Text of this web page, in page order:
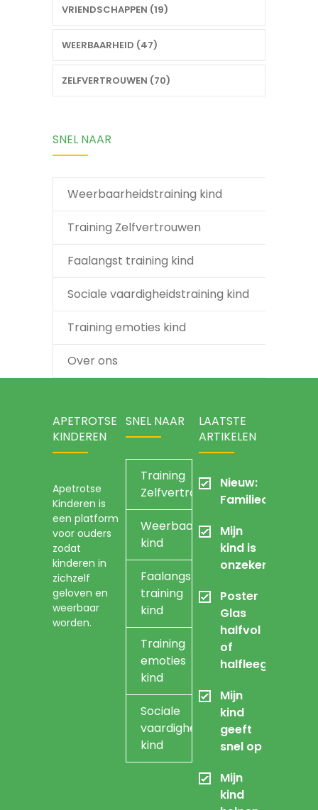
VRIENDSCHAPPEN (19)
WEERBAARHEID (47)
ZELFVERTROUWEN (70)
SNEL NAAR
Weerbaarheidstraining kind
Training Zelfvertrouwen
Faalangst training kind
Sociale vaardigheidstraining kind
Training emoties kind
Over ons
APETROTSE
KINDEREN
Apetrotse
Kinderen is
een platform
voor ouders
zodat
kinderen in
zichzelf
geloven en
weerbaar
worden.
SNEL NAAR
Training
Zelfvertrouwen
Weerbaarheidstraining
kind
Faalangst
training
kind
Training
emoties
kind
Sociale
vaardigheidstraining
kind
LAATSTE
ARTIKELEN
Nieuw:
Mijn
kind is
onzeker
Poster
Glas
halfvol
of
halfleeg
Mijn
kind
geeft
snel op
Mijn
kind